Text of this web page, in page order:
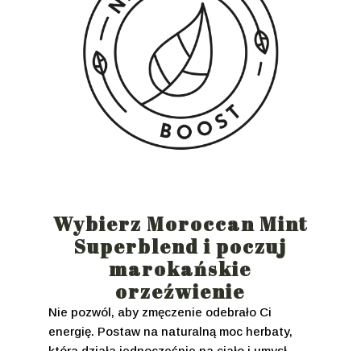
Wybierz Moroccan Mint
Superblend i poczuj
marokańskie
orzeźwienie
Nie pozwól, aby zmęczenie odebrało Ci
energię. Postaw na naturalną moc herbaty,